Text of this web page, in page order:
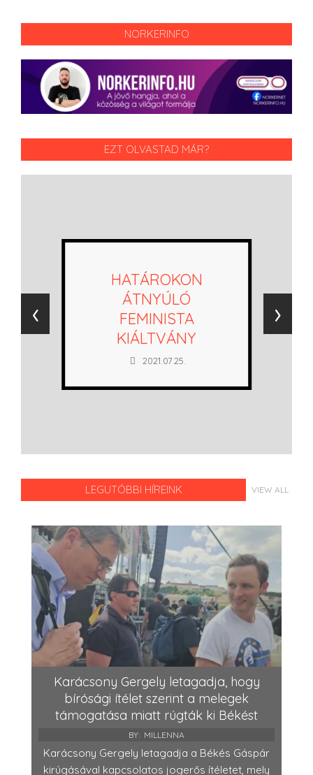
NORKERINFO
EZT OLVASTAD MÁR?
HATÁROKON
ÁTNYÚLÓ
FEMINISTA
KIÁLTVÁNY
2021.07.25.
‹ ›
LEGUTÓBBI HÍREINK VIEW ALL
Karácsony Gergely letagadja, hogy
bírósági ítélet szerint a melegek
támogatása miatt rúgták ki Békést
BY: MILLENNA
Karácsony Gergely letagadja a Békés Gáspár
kirúgásával kapcsolatos jogerős ítéletet, mely